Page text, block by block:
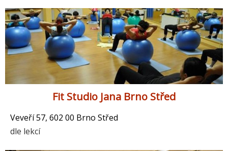
Fit Studio Jana Brno Střed
Veveří 57, 602 00 Brno Střed
dle lekcí